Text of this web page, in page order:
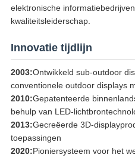
elektronische
kwaliteitsleiderschap.
Innovatie tijdlijn
2003:Ontwikkeld sub-outdoor
conventionele outdoor displays
2010:Gepatenteerde
behulp van LED-
2013:Gecreëerde 3D-
toepassingen
2020:Pioniersysteem voor het